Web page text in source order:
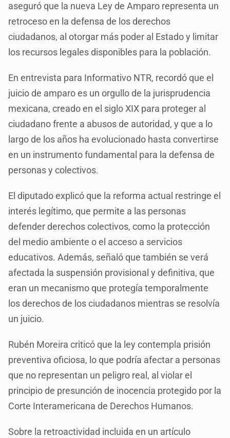
aseguró que la nueva Ley de Amparo representa un
retroceso en la defensa de los derechos
ciudadanos, al otorgar más poder al Estado y limitar
los recursos legales disponibles para la población.
En entrevista para Informativo NTR, recordó que el
juicio de amparo es un orgullo de la jurisprudencia
mexicana, creado en el siglo XIX para proteger al
ciudadano frente a abusos de autoridad, y que a lo
largo de los años ha evolucionado hasta convertirse
en un instrumento fundamental para la defensa de
personas y colectivos.
El diputado explicó que la reforma actual restringe el
interés legítimo, que permite a las personas
defender derechos colectivos, como la protección
del medio ambiente o el acceso a servicios
educativos. Además, señaló que también se verá
afectada la suspensión provisional y definitiva, que
eran un mecanismo que protegía temporalmente
los derechos de los ciudadanos mientras se resolvía
un juicio.
Rubén Moreira criticó que la ley contempla prisión
preventiva oficiosa, lo que podría afectar a personas
que no representan un peligro real, al violar el
principio de presunción de inocencia protegido por la
Corte Interamericana de Derechos Humanos.
Sobre la retroactividad incluida en un artículo